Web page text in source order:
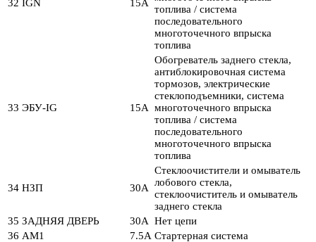
32 IGN 15А
топлива / система
последовательного
многоточечного впрыска
топлива
33 ЭБУ-IG 15А
Обогреватель заднего стекла,
антиблокировочная система
тормозов, электрические
стеклоподъемники, система
многоточечного впрыска
топлива / система
последовательного
многоточечного впрыска
топлива
34 НЗП 30А
Стеклоочистители и омыватель
лобового стекла,
стеклоочиститель и омыватель
заднего стекла
35 ЗАДНЯЯ ДВЕРЬ 30А Нет цепи
36 АМ1 7.5А Стартерная система